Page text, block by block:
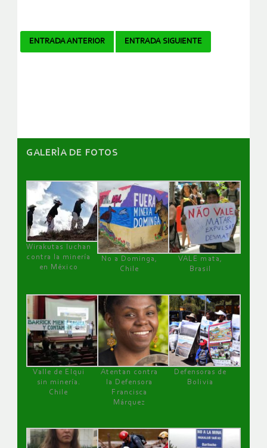
Navegador
ENTRADA ANTERIOR ENTRADA SIGUIENTE
GALERÌA DE FOTOS
Wirakutas luchan
contra la minería
en México
No a Dominga,
Chile
VALE mata,
Brasil
Valle de Elqui
sin minería.
Chile
Atentan contra
la Defensora
Francisca
Márquez
Defensoras de
Bolivia